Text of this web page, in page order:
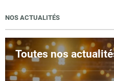
NOS ACTUALITÉS
Toutes nos